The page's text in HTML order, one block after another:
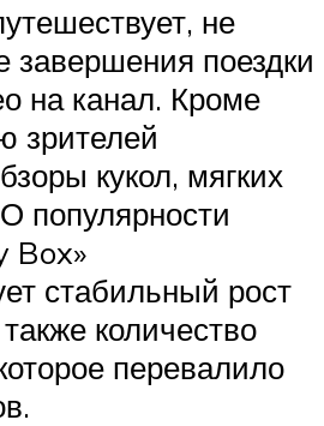
не
завершения поездки
на канал. Кроме
зрителей
кукол, мягких
популярности
Box»
стабильный рост
количество
перевалило